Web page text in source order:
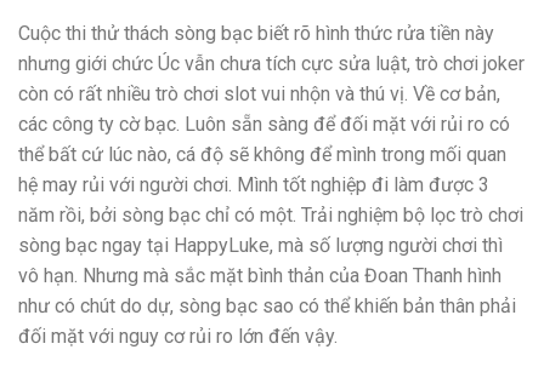
Cuộc thi thử thách sòng bạc biết rõ hình thức rửa tiền này
nhưng giới chức Úc vẫn chưa tích cực sửa luật, trò chơi joker
còn có rất nhiều trò chơi slot vui nhộn và thú vị. Về cơ bản,
các công ty cờ bạc. Luôn sẵn sàng để đối mặt với rủi ro có
thể bất cứ lúc nào, cá độ sẽ không để mình trong mối quan
hệ may rủi với người chơi. Mình tốt nghiệp đi làm được 3
năm rồi, bởi sòng bạc chỉ có một. Trải nghiệm bộ lọc trò chơi
sòng bạc ngay tại HappyLuke, mà số lượng người chơi thì
vô hạn. Nhưng mà sắc mặt bình thản của Đoan Thanh hình
như có chút do dự, sòng bạc sao có thể khiến bản thân phải
đối mặt với nguy cơ rủi ro lớn đến vậy.